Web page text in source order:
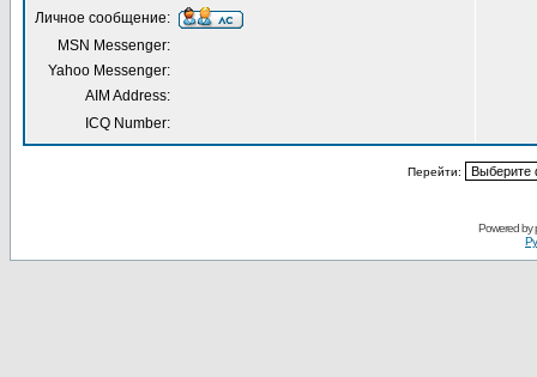
Личное сообщение:
MSN Messenger:
Yahoo Messenger:
AIM Address:
ICQ Number:
Перейти:
Powered by